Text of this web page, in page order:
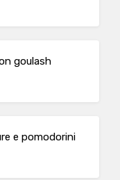
goulash
e pomodorini